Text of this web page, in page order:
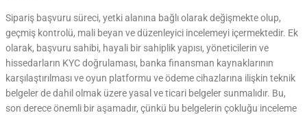
Sipariş başvuru süreci, yetki alanına bağlı olarak değişmekte olup,
geçmiş kontrolü, mali beyan ve düzenleyici incelemeyi içermektedir. Ek
olarak, başvuru sahibi, hayali bir sahiplik yapısı, yöneticilerin ve
hissedarların KYC doğrulaması, banka finansman kaynaklarının
karşılaştırılması ve oyun platformu ve ödeme cihazlarına ilişkin teknik
belgeler de dahil olmak üzere yasal ve ticari belgeler sunmalıdır. Bu,
son derece önemli bir aşamadır, çünkü bu belgelerin çokluğu inceleme